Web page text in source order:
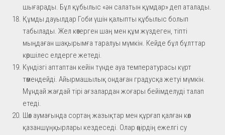
шығарады. Бұл құбылыс «ән салатын құмдар» деп аталады.
Құмды дауылдар Гоби үшін қалыпты құбылыс болып
табылады. Жел көтерген шаң мен құм жүздеген, тіпті
мыңдаған шақырымға таралуы мүмкін. Кейде бұл бұлттар
көршілес елдерге жетеді.
Күндізгі аптаптан кейін түнде ауа температурасы күрт
төмендейді. Айырмашылық ондаған градусқа жетуі мүмкін.
Мұндай жағдай тірі ағзалардан жоғары бейімделуді талап
етеді.
Шөл аумағында сортаң жазықтар мен құрғап қалған көл
қазаншұңқырлары кездеседі. Олар өңірдің ежелгі су